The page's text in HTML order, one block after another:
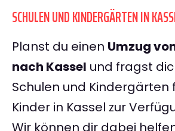
SCHULEN UND KINDERGÄRTEN IN
Planst du einen Umzug
nach Kassel und fragst
Schulen und Kindergärten
Kinder in Kassel zur